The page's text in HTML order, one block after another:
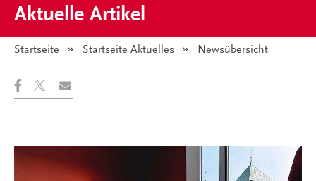
Aktuelle Artikel
Startseite Startseite Aktuelles Angezeigt:
Newsübersicht